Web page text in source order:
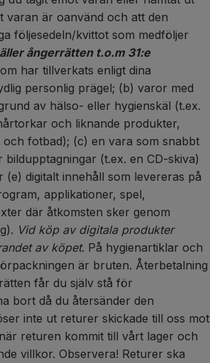
varan är oanvänd och att den
följesedeln/kvittot som medföljer
ångerrätten t.o.m 31:e
har tillverkats enligt dina
personlig prägel; (b) varor med
av hälso- eller hygienskäl (t.ex.
och liknande produkter,
fotbad); (c) en vara som snabbt
(t.ex. en CD-skiva)
digitalt innehåll som levereras på
applikationer, spel,
där åtkomsten sker genom
Vid köp av digitala produkter
av köpet. På hygienartiklar och
är bruten. Återbetalning
får du själv stå för
bort då du återsänder den
inte ut returer skickade till oss mot
returen kommit till vårt lager och
villkor. Observera! Returer ska